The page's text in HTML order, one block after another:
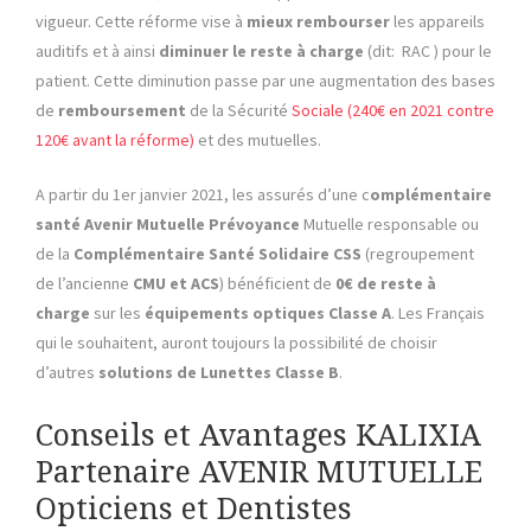
vigueur. Cette réforme vise à mieux rembourser les appareils
auditifs et à ainsi diminuer le reste à charge (dit: RAC ) pour le
patient. Cette diminution passe par une augmentation des bases
de remboursement de la Sécurité Sociale (240€ en 2021 contre
120€ avant la réforme) et des mutuelles.
A partir du 1er janvier 2021, les assurés d’une complémentaire
santé Avenir Mutuelle Prévoyance Mutuelle responsable ou
de la Complémentaire Santé Solidaire CSS (regroupement
de l’ancienne CMU et ACS) bénéficient de 0€ de reste à
charge sur les équipements optiques Classe A. Les Français
qui le souhaitent, auront toujours la possibilité de choisir
d’autres solutions de Lunettes Classe B.
Conseils et Avantages KALIXIA
Partenaire AVENIR MUTUELLE
Opticiens et Dentistes